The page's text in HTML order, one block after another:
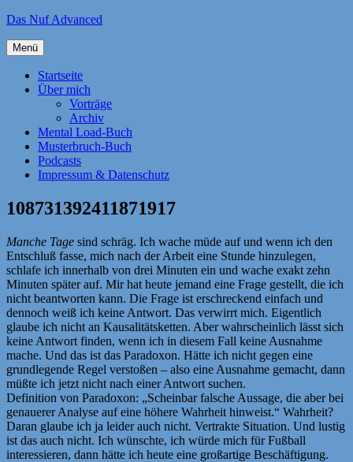
Zum
springen
Das Nuf Advanced
Menü
Startseite
Über mich
Vorträge
Archiv
Mental Load-Buch
Musterbruch-Buch
Podcasts
Impressum & Datenschutz
108731392411871917
Manche Tage sind schräg. Ich wache müde auf und wenn ich den
Entschluß fasse, mich nach der Arbeit eine Stunde hinzulegen,
schlafe ich innerhalb von drei Minuten ein und wache exakt zehn
Minuten später auf. Mir hat heute jemand eine Frage gestellt, die ich
nicht beantworten kann. Die Frage ist erschreckend einfach und
dennoch weiß ich keine Antwort. Das verwirrt mich. Eigentlich
glaube ich nicht an Kausalitätsketten. Aber wahrscheinlich lässt sich
keine Antwort finden, wenn ich in diesem Fall keine Ausnahme
mache. Und das ist das Paradoxon. Hätte ich nicht gegen eine
grundlegende Regel verstoßen – also eine Ausnahme gemacht, dann
müßte ich jetzt nicht nach einer Antwort suchen.
Definition von Paradoxon: „Scheinbar falsche Aussage, die aber bei
genauerer Analyse auf eine höhere Wahrheit hinweist.“ Wahrheit?
Daran glaube ich ja leider auch nicht. Vertrakte Situation. Und lustig
ist das auch nicht. Ich wünschte, ich würde mich für Fußball
interessieren, dann hätte ich heute eine großartige Beschäftigung.